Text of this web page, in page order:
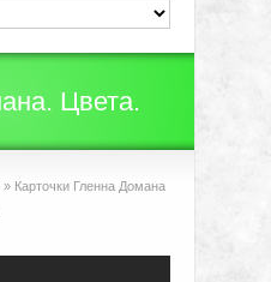
Цвета.
» Карточки Гленна Домана